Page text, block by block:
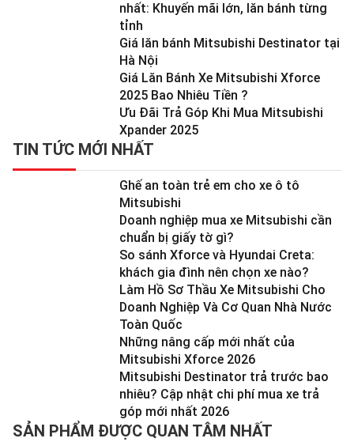
nhất: Khuyến mãi lớn, lăn bánh từng
tỉnh
Giá lăn bánh Mitsubishi Destinator tại
Hà Nội
Giá Lăn Bánh Xe Mitsubishi Xforce
2025 Bao Nhiêu Tiền ?
Ưu Đãi Trả Góp Khi Mua Mitsubishi
Xpander 2025
TIN TỨC MỚI NHẤT
Ghế an toàn trẻ em cho xe ô tô
Mitsubishi
Doanh nghiệp mua xe Mitsubishi cần
chuẩn bị giấy tờ gì?
So sánh Xforce và Hyundai Creta:
khách gia đình nên chọn xe nào?
Làm Hồ Sơ Thầu Xe Mitsubishi Cho
Doanh Nghiệp Và Cơ Quan Nhà Nước
Toàn Quốc
Những nâng cấp mới nhất của
Mitsubishi Xforce 2026
Mitsubishi Destinator trả trước bao
nhiêu? Cập nhật chi phí mua xe trả
góp mới nhất 2026
SẢN PHẨM ĐƯỢC QUAN TÂM NHẤT